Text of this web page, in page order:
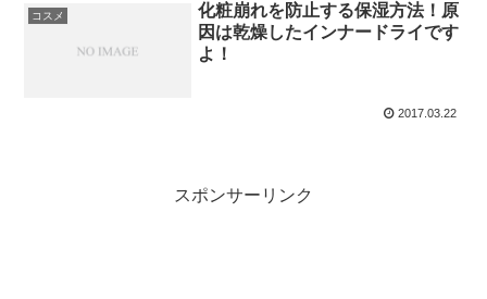
コスメ
化粧崩れを防止する保湿方法！原
因は乾燥したインナードライです
よ！
2017.03.22
スポンサーリンク